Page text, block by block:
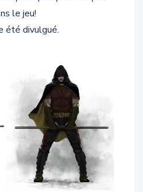
depuis quelques temps :
le jeu!